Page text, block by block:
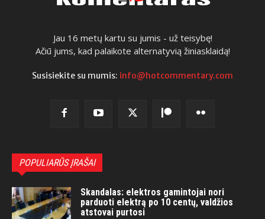
Jau 16 metų kartu su jumis - už teisybę!
Ačiū jums, kad palaikote alternatyvią žiniasklaidą!
Susisiekite su mumis: info@hotcommentary.com
POPULIARŪS ĮRAŠAI
Skandalas: elektros gamintojai nori
parduoti elektrą po 10 centų, valdžios
atstovai purtosi